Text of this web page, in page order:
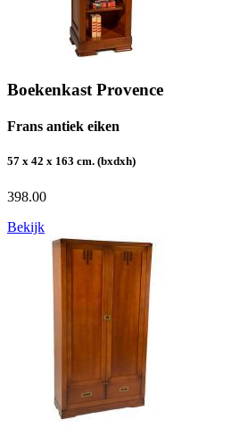
Boekenkast Provence
Frans antiek eiken
57 x 42 x 163 cm. (bxdxh)
398.00
Bekijk